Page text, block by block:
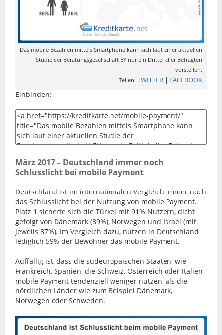
Das mobile Bezahlen mittels Smartphone kann sich laut einer aktuellen
Studie der Beratungsgesellschaft EY nur ein Drittel aller Befragten
vorstellen.
Teilen: TWITTER | FACEBOOK
Einbinden:
März 2017 – Deutschland immer noch
Schlusslicht bei mobile Payment
Deutschland ist im internationalen Vergleich immer noch
das Schlusslicht bei der Nutzung von mobile Payment.
Platz 1 sicherte sich die Türkei mit 91% Nutzern, dicht
gefolgt von Dänemark (89%), Norwegen und Israel (mit
jeweils 87%). Im Vergleich dazu, nutzen in Deutschland
lediglich 59% der Bewohner das mobile Payment.
Auffällig ist, dass die südeuropäischen Staaten, wie
Frankreich, Spanien, die Schweiz, Österreich oder Italien
mobile Payment tendenziell weniger nutzen, als die
nördlichen Länder wie zum Beispiel Dänemark,
Norwegen oder Schweden.